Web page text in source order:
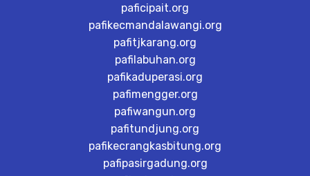
paficipait.org
pafikecmandalawangi.org
pafitjkarang.org
pafilabuhan.org
pafikaduperasi.org
pafimengger.org
pafiwangun.org
pafitundjung.org
pafikecrangkasbitung.org
pafipasirgadung.org